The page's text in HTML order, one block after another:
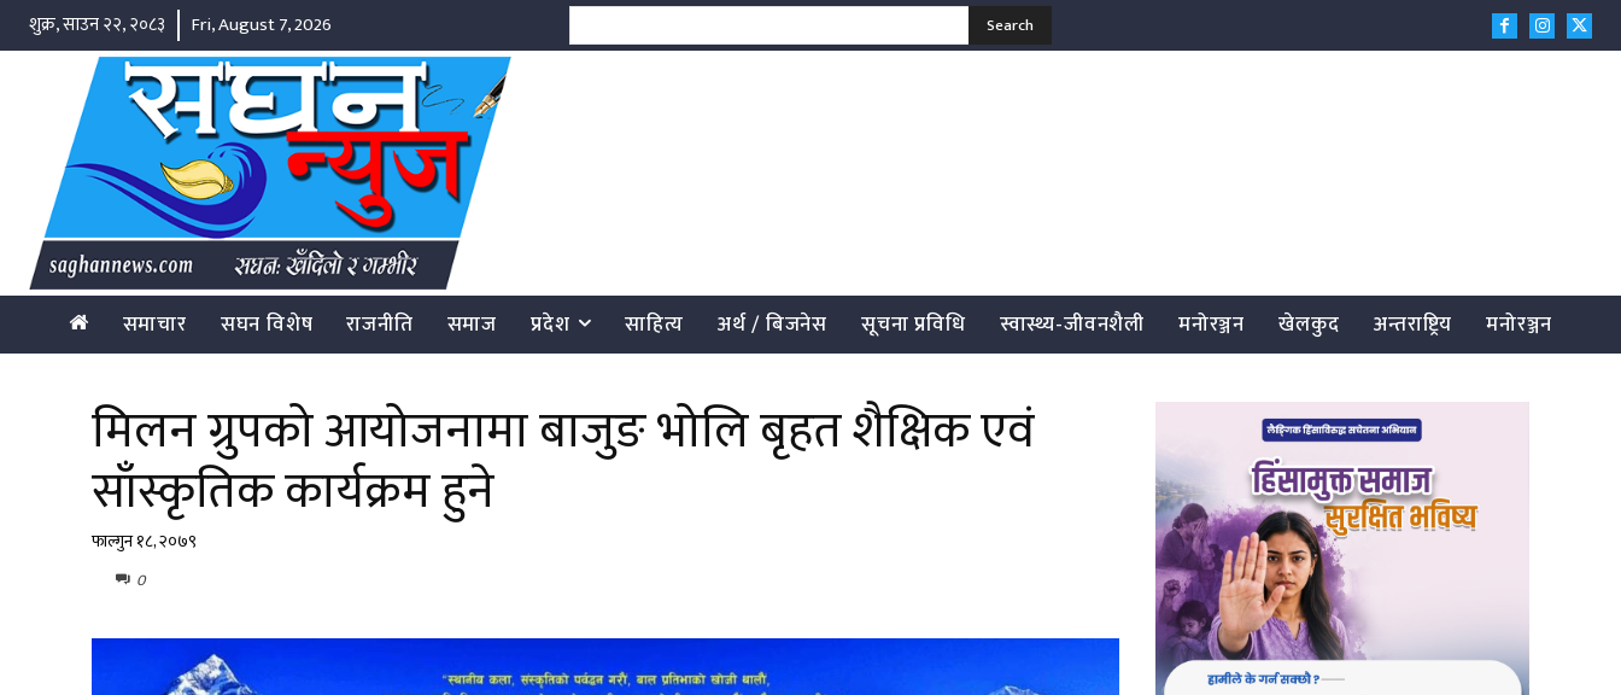
शुक्र, साउन २२, २०८३ Fri, August 7, 2026 Search
समाचार सघन विशेष राजनीति समाज प्रदेश साहित्य अर्थ / बिजनेस सूचना प्रविधि स्वास्थ्य-जीवनशैली मनोरञ्जन खेलकुद अन्तराष्ट्रिय मनोरञ्जन
मिलन ग्रुपको आयोजनामा बाजुङ भोलि बृहत शैक्षिक एवं
साँस्कृतिक कार्यक्रम हुने
फाल्गुन १८, २०७९
0